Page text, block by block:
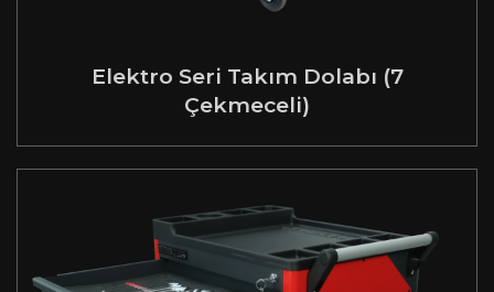
Elektro Seri Takım Dolabı (7
Çekmeceli)